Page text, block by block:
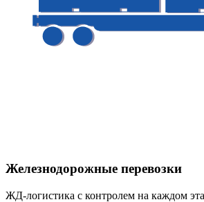
Железнодорожные перевозки
ЖД-логистика с контролем на каждом